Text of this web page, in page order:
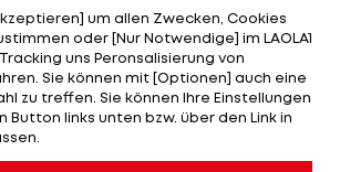
Die 3,5 Millionen Euro Jahressalär
TV-Sender für die Mailänder ein
In der abgelaufenen Saison
Flügelstürmer nur 13 Spiele für
und erzielte dabei lediglich
um allen Zwecken, Cookies
oder [Nur Notwendige] im LAOLA1
uns Peronsalisierung von
Sie können mit [Optionen] auch eine
zu treffen. Sie können Ihre Einstellungen
links unten bzw. über den Link in